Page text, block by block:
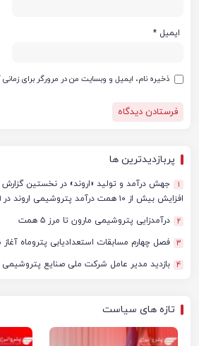
ایمیل *
ذخیره نام، ایمیل و وبسایت من در مرورگر برای
پربازدیدترین ها
1
جهش درآمد و تولید «اروند» در نخستین
افزایش بیش از ۱۰ همت درآمد پتروشیمی اروند در ۹ ماهه ۱۴۰۴
2 درآمدزایی پتروشیمی مارون تا مرز ۵ همت
3 فصل چهارم مسابقات استعدادیابی پتروماه
4 بازدید مدیر عامل شرکت ملی صنایع
تازه های سیاست